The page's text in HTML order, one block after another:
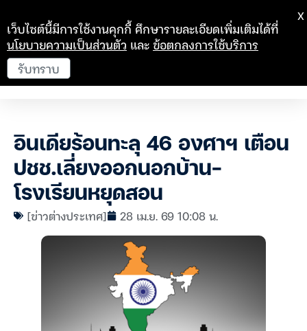
อินเดียร้อนทะลุ 46 องศาฯ เตือน
ปชช.เลี่ยงออกนอกบ้าน-
โรงเรียนหยุดสอน
[ข่าวต่างประเทศ] 28 เม.ย. 69 10:08 น.
เว็บไซต์นี้มีการใช้งานคุกกี้ ศึกษารายละเอียดเพิ่มเติมได้ที่
นโยบายความเป็นส่วนตัว และข้อตกลงการใช้บริการ
รับทราบ
X